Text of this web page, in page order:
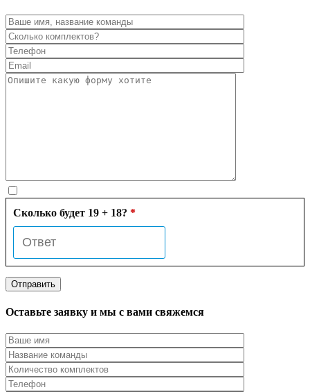
Сколько будет 19 + 18? *
Оставьте заявку и мы с вами свяжемся